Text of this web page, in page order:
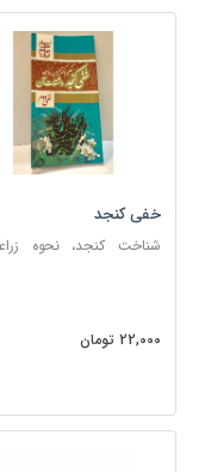
خفی کنجد
شناخت کنجد، نحوه
22,000 تومان